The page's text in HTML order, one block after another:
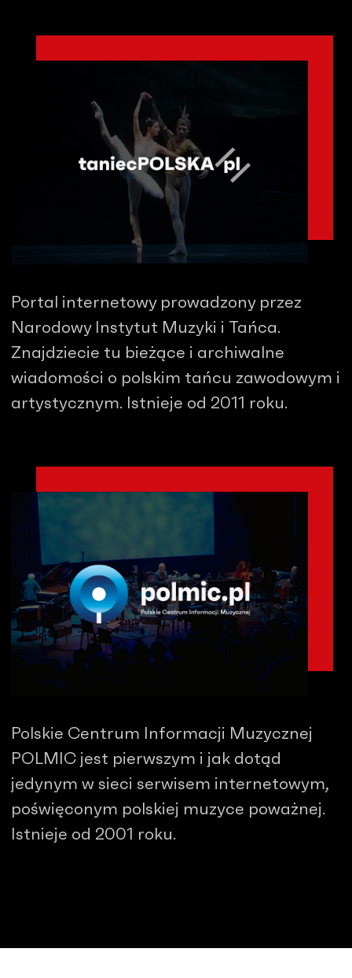
Portal internetowy prowadzony przez
Narodowy Instytut Muzyki i Tańca.
Znajdziecie tu bieżące i archiwalne
wiadomości o polskim tańcu zawodowym i
artystycznym. Istnieje od 2011 roku.
Polskie Centrum Informacji Muzycznej
POLMIC jest pierwszym i jak dotąd
jedynym w sieci serwisem internetowym,
poświęconym polskiej muzyce poważnej.
Istnieje od 2001 roku.